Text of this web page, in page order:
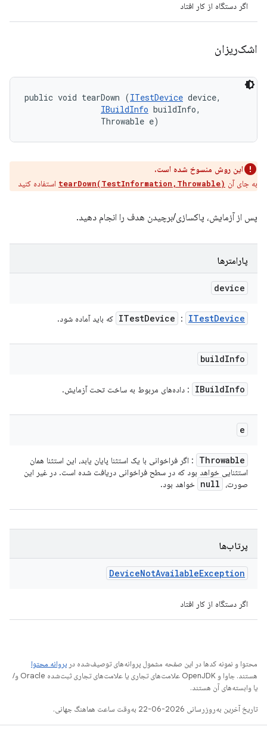
اگر دستگاه از کار افتاد
اشک‌ریزان
public void tearDown (ITestDevice device,
IBuildInfo buildInfo,
                Throwable e)
این روش منسوخ شده است.
به جای آن tearDown(TestInformation,Throwable) استفاده کنید
پس از آزمایش، پاکسازی/برچیدن هدف را انجام دهید.
پارامترها
device
ITestDevice : ITestDevice که باید آماده شود.
buildInfo
IBuildInfo : داده‌های مربوط به ساخت تحت آزمایش.
e
Throwable
: اگر فراخوانی با یک استثنا پایان یابد، این استثنا همان
استثنایی خواهد بود که در سطح فراخوانی دریافت شده است. در غیر این
صورت،
null خواهد بود.
پرتاب‌ها
DeviceNotAvailableException
اگر دستگاه از کار افتاد
محتوا و نمونه کدها در این صفحه مشمول پروانه‌های توصیف‌شده در پروانه محتوا
هستند. جاوا و OpenJDK علامت‌های تجاری یا علامت‌های تجاری ثبت‌شده Oracle و/
یا وابسته‌های آن هستند.
تاریخ آخرین به‌روزرسانی 2026-06-22 به‌وقت ساعت هماهنگ جهانی.